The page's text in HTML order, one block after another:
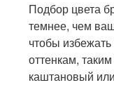
Подбор цвета
темнее, чем
чтобы
оттенкам,
каштановый